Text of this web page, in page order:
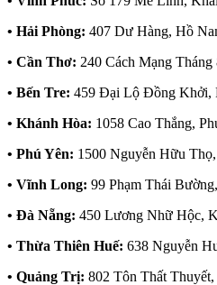
• Hải Phòng: 407 Dư Hàng, Hồ
• Cần Thơ: 240 Cách Mạng
• Bến Tre: 459 Đại Lộ Đồng Khởi,
• Khánh Hòa: 1058 Cao Thắng,
• Phú Yên: 1500 Nguyễn Hữu
• Vĩnh Long: 99 Phạm Thái
• Đà Nẵng: 450 Lương Nhữ Hộc,
• Thừa Thiên Huế: 638 Nguyễn
• Quảng Trị: 802 Tôn Thất